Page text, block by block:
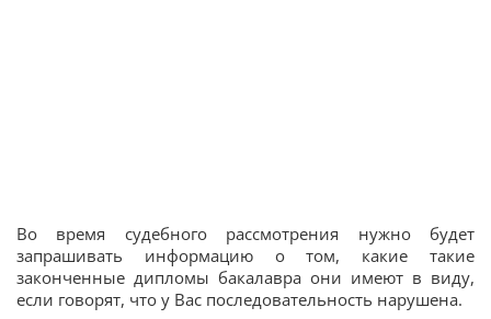
Во время судебного рассмотрения нужно будет
запрашивать информацию о том, какие такие
законченные дипломы бакалавра они имеют в виду,
если говорят, что у Вас последовательность нарушена.